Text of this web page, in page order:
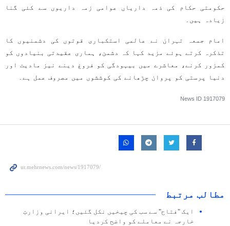
حکومتی حکام کی ذمہ داریاں عوامی زمہ داریوں سے کئی گنا
زیادہ ہیں۔
امام جمعہ تہران نے عالمی استکباری قوتوں کی دشمنیوں کا
تذکرہ کرتے ہوئے مزید کہا کہ دشمن، ہماری عقیدتی بنیادوں کو
کمزور کرنے، معاشرے میں بیہودگی کو فروغ دینے نیز مادیت اور
دنیا پرستی کو پروان چڑھانے کی کوششوں میں مصروف عمل ہے۔
News ID 1917079
مطالب مرتبط
ایک "فتاح" سے سب کی چیخیں نکل گئیں؛ ایرانی وزارتِ
خارجہ نے معاملے کو واضح کردیا